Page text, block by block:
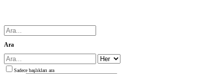
Ara
Sadece başlıkları ara